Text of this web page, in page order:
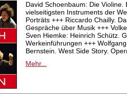
David Schoenbaum: Die Violine.
vielseitigsten Instruments der
Porträts +++ Riccardo Chailly.
Gespräche über Musik +++
Sven Hiemke: Heinrich Schütz.
Werkeinführungen +++
Bernstein. West Side Story.
Mehr...